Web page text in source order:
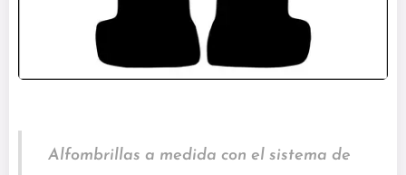
Alfombrillas a medida con el sistema de